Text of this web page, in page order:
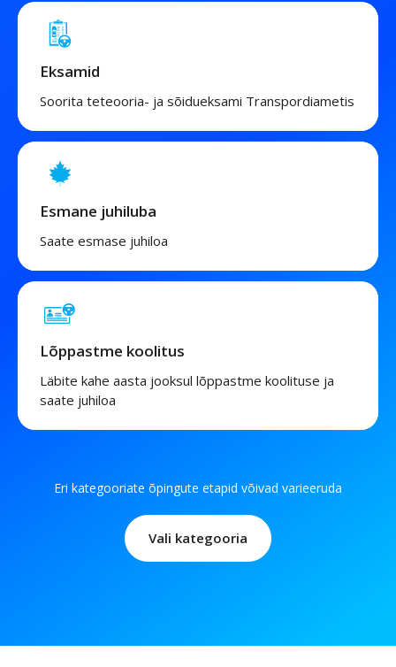
Eksamid
Soorita teteooria- ja sõidueksami Transpordiametis
Esmane juhiluba
Saate esmase juhiloa
Lõppastme koolitus
Läbite kahe aasta jooksul lõppastme koolituse ja
saate juhiloa
Eri kategooriate õpingute etapid võivad varieeruda
Vali kategooria